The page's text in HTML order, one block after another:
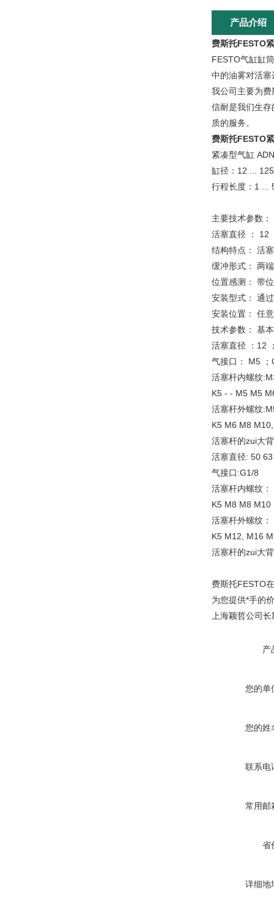
产品介绍
费斯托FESTO
FESTO气缸缸
中的油雾对活
我公司主要为
信耐是我们生
质的服务。
费斯托FESTO
紧凑型气缸
缸径：12 ...
行程长度：1 ...
主要技术参数：
活塞直径 ： 12
结构特点： 活
缓冲形式： 两
位置感测： 带
安装型式： 通
安装位置： 任意
技术参数： 基
活塞直径 ：12
气接口： M5 ；
活塞杆内螺纹
K5 - - M5 M5
活塞杆外螺纹
K5 M6 M8
活塞杆的zui大
活塞直径: 50
气接口:G1/8
活塞杆内螺纹
K5 M8 M8 M10
活塞杆外螺纹
K5 M12, M16
活塞杆的zui大
费斯托FESTO
为您提供*手的
上海颖哲公司
产
您的单
您的姓
联系电
常用邮
省
详细地